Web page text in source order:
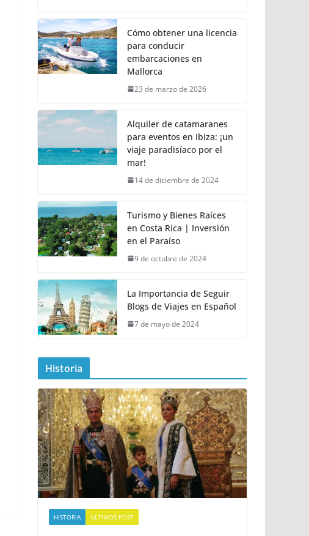
Cómo obtener una licencia
para conducir
embarcaciones en
Mallorca
23 de marzo de 2026
Alquiler de catamaranes
para eventos en Ibiza: ¡un
viaje paradisíaco por el
mar!
14 de diciembre de 2024
Turismo y Bienes Raíces
en Costa Rica | Inversión
en el Paraíso
9 de octubre de 2024
La Importancia de Seguir
Blogs de Viajes en Español
7 de mayo de 2024
Historia
HISTORIA ULTIMOS POST